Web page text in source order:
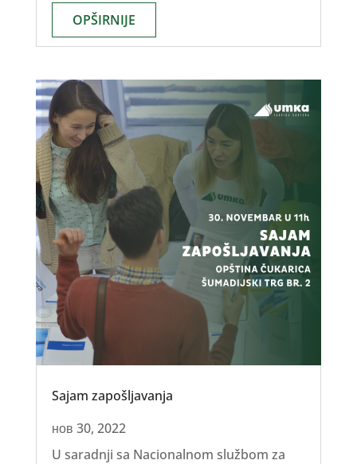
OPŠIRNIJE
Sajam zapošljavanja
нов 30, 2022
U saradnji sa Nacionalnom službom za